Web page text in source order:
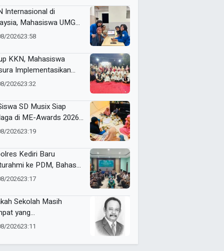
Internasional di
Mahasiswa UMG
Website
202623:58
KKN, Mahasiswa
Implementasikan
Bin untuk Sampah
202623:32
SD Musix Siap
di ME-Awards 2026,
Doa Restu
202623:19
Kediri Baru
ke PDM, Bahas
Jaga Kamtibmas
202623:17
Sekolah Masih
yang
202623:11